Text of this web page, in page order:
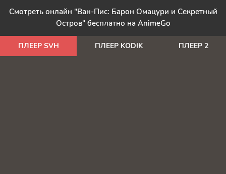
Смотреть онлайн "Ван-Пис: Барон Омацури и Секретный
Остров" бесплатно на AnimeGo
ПЛЕЕР SVH ПЛЕЕР KODIK ПЛЕЕР 2